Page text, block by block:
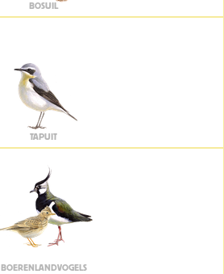
BOSUIL
TAPUIT
BOERENLANDVOGELS